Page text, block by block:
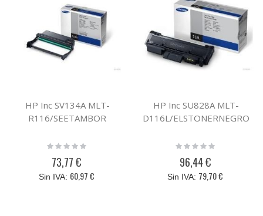
HP Inc SV134A MLT-
R116/SEETAMBOR
Rating:
73,77 €
60,97 €
HP Inc SU828A MLT-
D116L/ELSTONERNEGRO
Rating:
96,44 €
79,70 €